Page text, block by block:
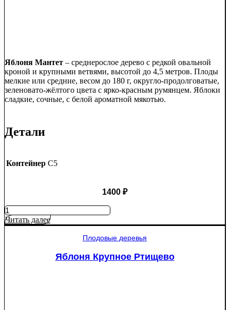
Яблоня Мантет – среднерослое дерево с редкой овальной
кроной и крупными ветвями, высотой до 4,5 метров. Плоды
мелкие или средние, весом до 180 г, округло-продолговатые,
зеленовато-жёлтого цвета с ярко-красным румянцем. Яблоки
сладкие, сочные, с белой ароматной мякотью.
Детали
Контейнер C5
1400 ₽
Количество
товара
Яблоня
Читать далее
Плодовые деревья
Яблоня Крупное Ртищево